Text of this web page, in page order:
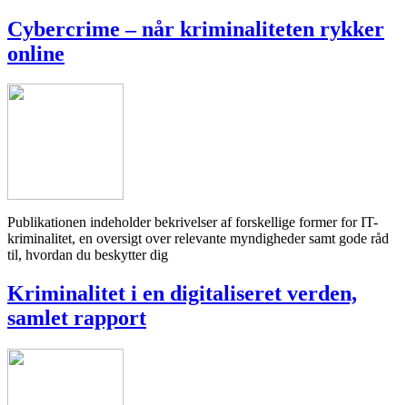
Cybercrime – når kriminaliteten rykker
online
Publikationen indeholder bekrivelser af forskellige former for IT-
kriminalitet, en oversigt over relevante myndigheder samt gode råd
til, hvordan du beskytter dig
Kriminalitet i en digitaliseret verden,
samlet rapport